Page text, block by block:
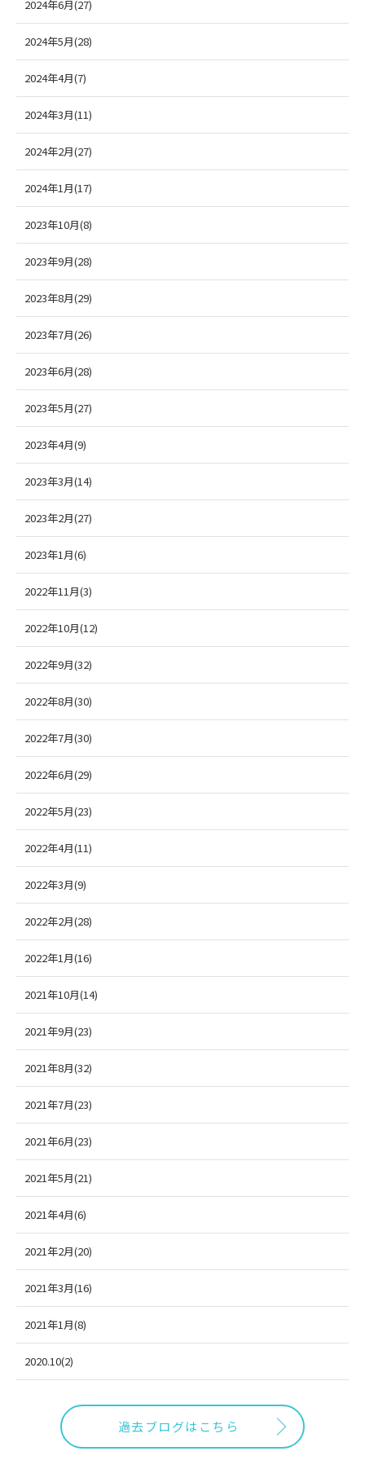
2024年6月(27)
2024年5月(28)
2024年4月(7)
2024年3月(11)
2024年2月(27)
2024年1月(17)
2023年10月(8)
2023年9月(28)
2023年8月(29)
2023年7月(26)
2023年6月(28)
2023年5月(27)
2023年4月(9)
2023年3月(14)
2023年2月(27)
2023年1月(6)
2022年11月(3)
2022年10月(12)
2022年9月(32)
2022年8月(30)
2022年7月(30)
2022年6月(29)
2022年5月(23)
2022年4月(11)
2022年3月(9)
2022年2月(28)
2022年1月(16)
2021年10月(14)
2021年9月(23)
2021年8月(32)
2021年7月(23)
2021年6月(23)
2021年5月(21)
2021年4月(6)
2021年2月(20)
2021年3月(16)
2021年1月(8)
2020.10(2)
過去ブログはこちら